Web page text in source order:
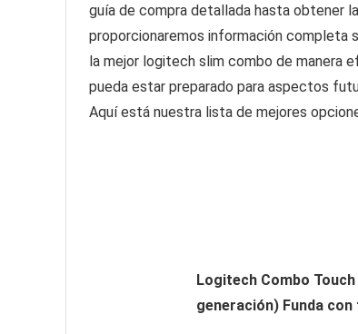
guía de compra detallada hasta obtener
proporcionaremos información completa
la mejor logitech slim combo de manera
pueda estar preparado para aspectos
Aquí está nuestra lista de mejores
Logitech Combo Touch
generación) Funda